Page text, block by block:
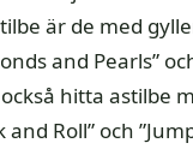
är de med
and Pearls”
hitta astilbe
Roll” och